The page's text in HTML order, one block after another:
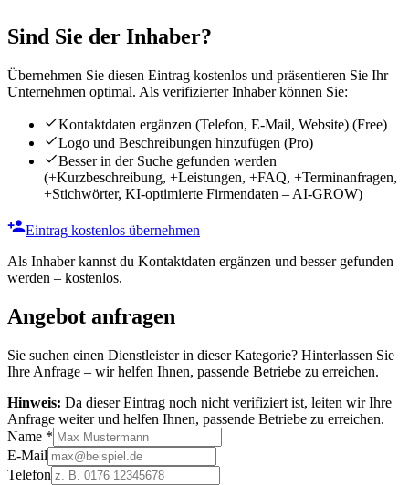
Sind Sie der Inhaber?
Übernehmen Sie diesen Eintrag kostenlos und präsentieren Sie Ihr
Unternehmen optimal. Als verifizierter Inhaber können Sie:
Kontaktdaten ergänzen (Telefon, E-Mail, Website) (Free)
Logo und Beschreibungen hinzufügen (Pro)
Besser in der Suche gefunden werden
(+Kurzbeschreibung, +Leistungen, +FAQ, +Terminanfragen,
+Stichwörter, KI-optimierte Firmendaten – AI-GROW)
Eintrag kostenlos übernehmen
Als Inhaber kannst du Kontaktdaten ergänzen und besser gefunden
werden – kostenlos.
Angebot anfragen
Sie suchen einen Dienstleister in dieser Kategorie? Hinterlassen Sie
Ihre Anfrage – wir helfen Ihnen, passende Betriebe zu erreichen.
Hinweis: Da dieser Eintrag noch nicht verifiziert ist, leiten wir Ihre
Anfrage weiter und helfen Ihnen, passende Betriebe zu erreichen.
Name *
E-Mail
Telefon